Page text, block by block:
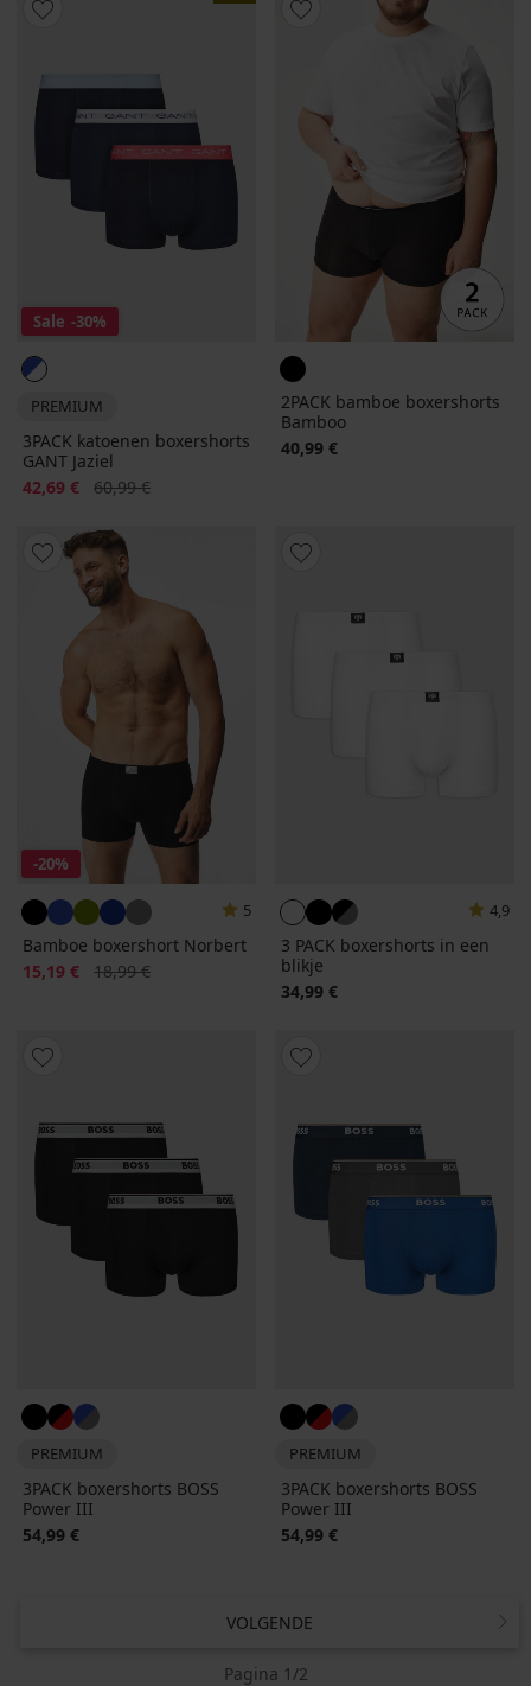
Sale -30%
PREMIUM
3PACK katoenen boxershorts
GANT Jaziel
Korting
42,69 € Oorspronkelijke prijs
60,99 €
2PACK bamboe boxershorts
Bamboo
40,99 €
-20%
5
Bamboe boxershort Norbert
Korting
15,19 € Oorspronkelijke prijs
18,99 €
4,9
3 PACK boxershorts in een
blikje
34,99 €
PREMIUM
3PACK boxershorts BOSS
Power III
54,99 €
PREMIUM
3PACK boxershorts BOSS
Power III
54,99 €
VOLGENDE
Pagina 1/2